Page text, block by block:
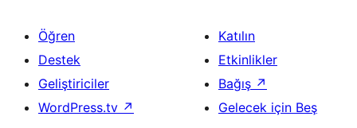
Öğren
Destek
Geliştiriciler
WordPress.tv ↗
Katılın
Etkinlikler
Bağış ↗
Gelecek için Beş